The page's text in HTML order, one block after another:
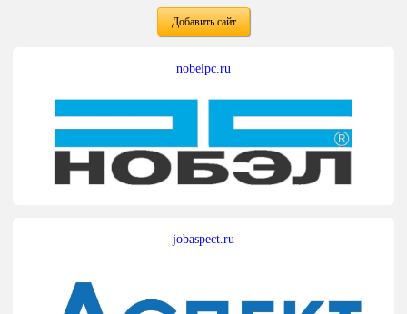
Добавить сайт
nobelpc.ru
jobaspect.ru